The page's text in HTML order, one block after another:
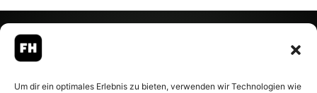
Um dir ein optimales Erlebnis zu bieten, verwenden wir Technologien wie
– Alle rechte vorbehalten.